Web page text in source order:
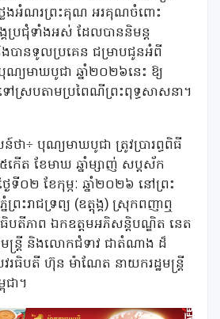
លែងអំណរព្រះគុណ អរគុណចំពោះ
ប្រជុំទាំងអស់ ដែលបាននិមន្ត
បានទូលប្រគេន ជម្រាបជូនអំពី
ណ្យមាឃបូជា ឆ្នាំ២០២៦នេះ ឱ្យ
ៅស្របតាមប្រពៃណីព្រះពុទ្ធសាសនា។
ថា÷ បុណ្យមាឃបូជា ត្រូវប្រារព្ធពិធី
៥កើត ខែមាឃ ឆ្នាំម្សាញ់ សប្តស័ក
ទី០២ ខែកុម្ភៈ ឆ្នាំ២០២៦ នៅព្រះ
ះរាជទ្រព្យ (ឧត្តុង្គ) ស្រុកពញាឮ
បតីភាព ឯកឧត្តមអភិសន្តិបណ្ឌិត នេត
ន្ត្រី និងលោកជំទាវ ជាតំណាង ដ៏
វរធិបតី ហ៊ុន ម៉ាណែត នាយករដ្ឋមន្ត្រី
ជា។